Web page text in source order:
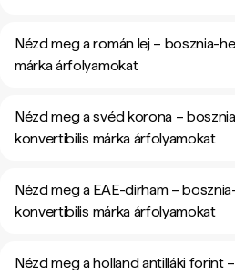
Nézd meg a román lej – bosznia-
márka árfolyamokat
Nézd meg a svéd korona –
konvertibilis márka árfolyamokat
Nézd meg a EAE-dirham –
konvertibilis márka árfolyamokat
Nézd meg a holland antilláki forint